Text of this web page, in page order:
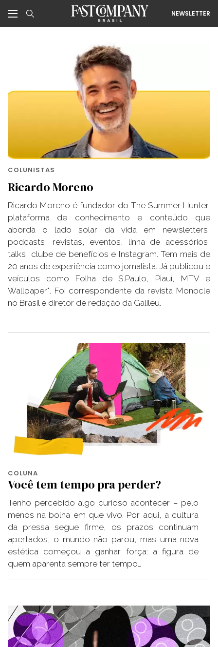
NEWSLETTER
COLUNISTAS
Ricardo Moreno
Ricardo Moreno é fundador do The Summer Hunter,
plataforma de conhecimento e conteúdo que
aborda o lado solar da vida em newsletters,
podcasts, revistas, eventos, linha de acessórios,
talks, clube de benefícios e Instagram. Tem mais de
20 anos de experiência como jornalista. Já publicou e
veículos como Folha de S.Paulo, Piauí, MTV e
Wallpaper*. Foi correspondente da revista Monocle
no Brasil e diretor de redação da Galileu.
COLUNA
Você tem tempo pra perder?
Tenho percebido algo curioso acontecer – pelo
menos na bolha em que vivo. Por aqui, a cultura
da pressa segue firme, os prazos continuam
apertados, o mundo não parou, mas uma nova
estética começou a ganhar força: a figura de
quem aparenta sempre ter tempo…